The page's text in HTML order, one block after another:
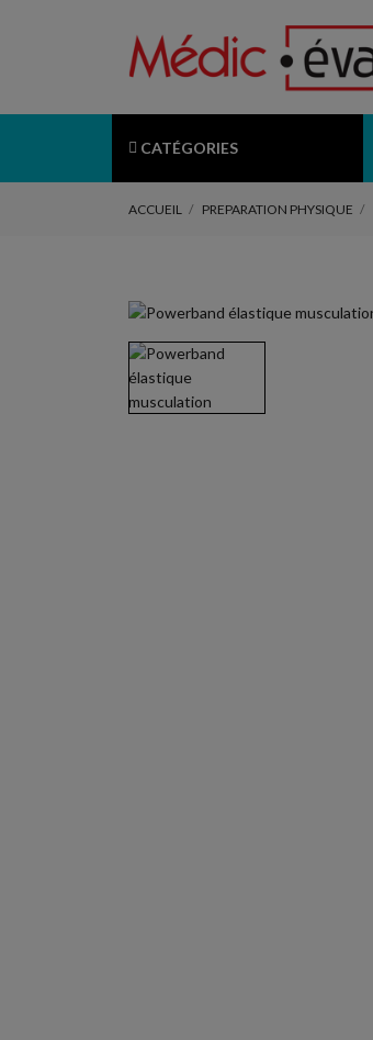
CATÉGORIES
ACCUEIL PREPARATION PHYSIQUE